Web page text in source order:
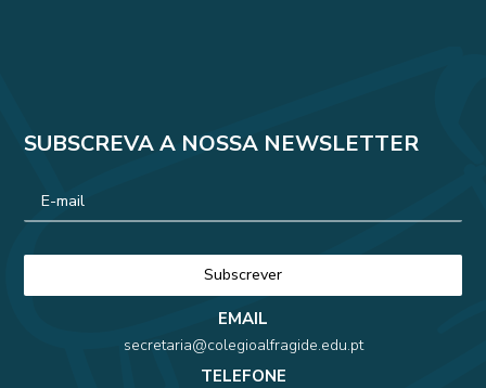
SUBSCREVA A NOSSA NEWSLETTER
EMAIL
secretaria@colegioalfragide.edu.pt
TELEFONE